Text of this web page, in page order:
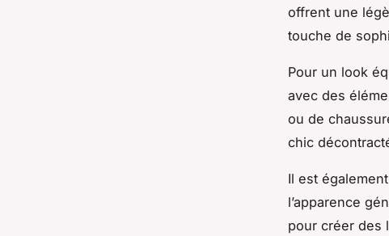
offrent une
touche de
Pour un look
avec des
ou de
chic
Il est
l’apparence
pour créer des